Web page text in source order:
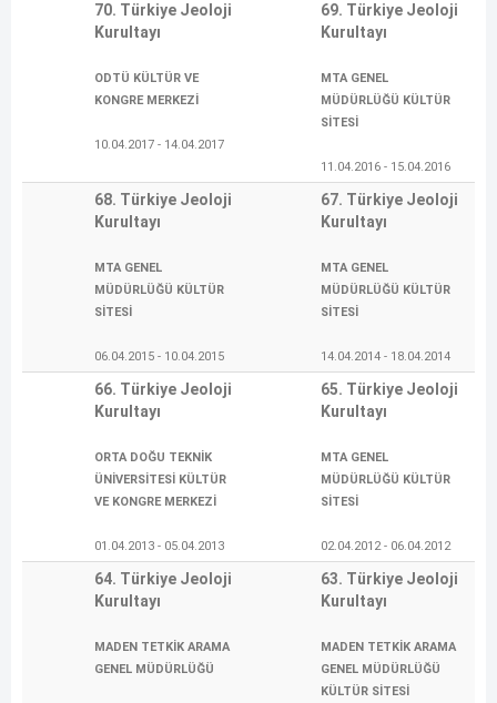
70. Türkiye Jeoloji
Kurultayı
ODTÜ KÜLTÜR VE
KONGRE MERKEZİ
10.04.2017 - 14.04.2017
69. Türkiye Jeoloji
Kurultayı
MTA GENEL
MÜDÜRLÜĞÜ KÜLTÜR
SİTESİ
11.04.2016 - 15.04.2016
68. Türkiye Jeoloji
Kurultayı
MTA GENEL
MÜDÜRLÜĞÜ KÜLTÜR
SİTESİ
06.04.2015 - 10.04.2015
67. Türkiye Jeoloji
Kurultayı
MTA GENEL
MÜDÜRLÜĞÜ KÜLTÜR
SİTESİ
14.04.2014 - 18.04.2014
66. Türkiye Jeoloji
Kurultayı
ORTA DOĞU TEKNİK
ÜNİVERSİTESİ KÜLTÜR
VE KONGRE MERKEZİ
01.04.2013 - 05.04.2013
65. Türkiye Jeoloji
Kurultayı
MTA GENEL
MÜDÜRLÜĞÜ KÜLTÜR
SİTESİ
02.04.2012 - 06.04.2012
64. Türkiye Jeoloji
Kurultayı
MADEN TETKİK ARAMA
GENEL MÜDÜRLÜĞÜ
63. Türkiye Jeoloji
Kurultayı
MADEN TETKİK ARAMA
GENEL MÜDÜRLÜĞÜ
KÜLTÜR SİTESİ